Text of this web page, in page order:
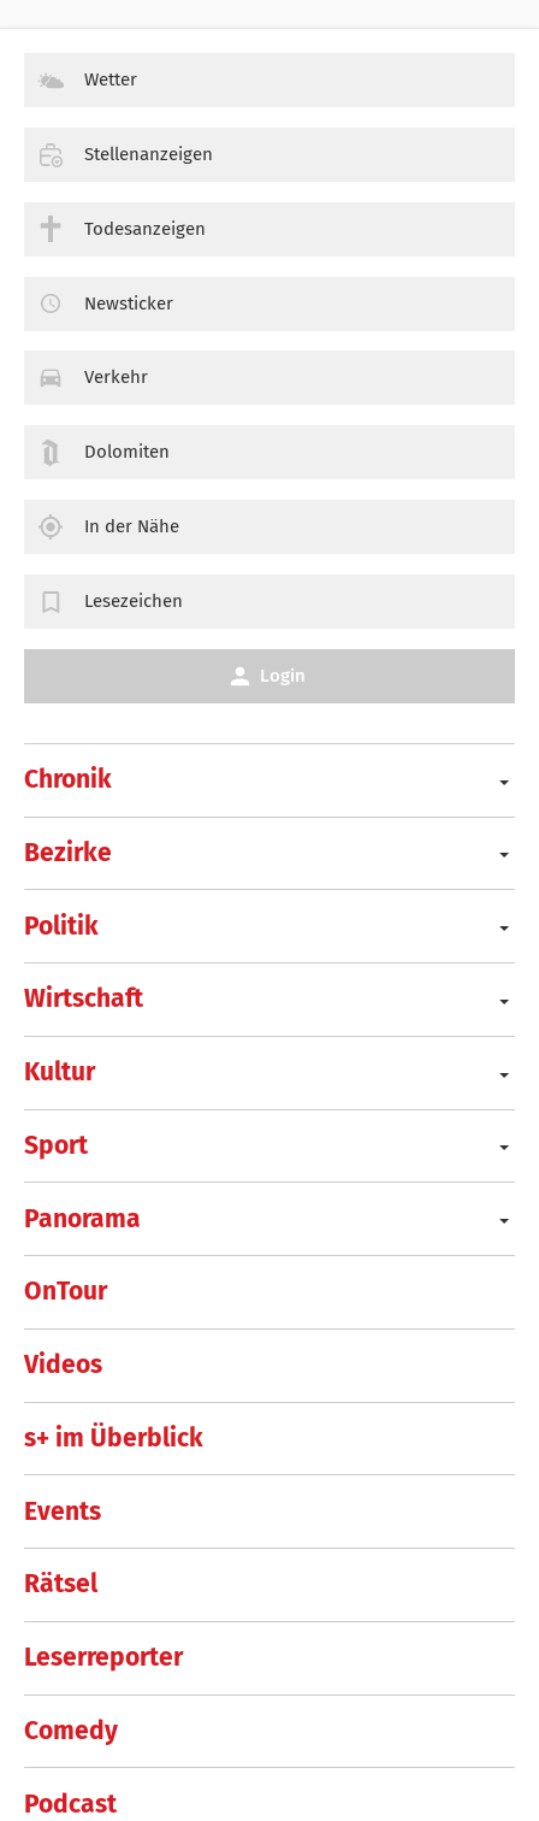
Chronik
Bezirke
Politik
Wirtschaft
Kultur
Sport
Panorama
OnTour
Videos
s+ im Überblick
Events
Rätsel
Leserreporter
Comedy
Podcast
Wetter
Stellenanzeigen
Todesanzeigen
Newsticker
Verkehr
Dolomiten
In der Nähe
Lesezeichen
Login